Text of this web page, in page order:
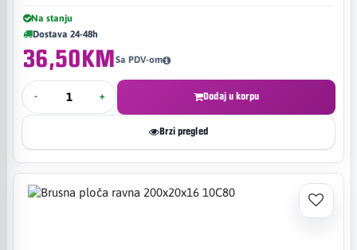
Na stanju
Dostava 24-48h
36,50KMSa PDV-om
- + Dodaj u korpu
Brzi pregled